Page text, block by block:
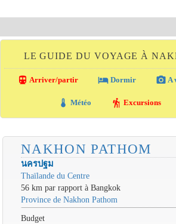
LE GUIDE DU VOYAGE À
directions_transit Arriver/partir local_hotel Dormir photo_camera A
thermostat Météo hiking Excursions
NAKHON PATHOM
นครปฐม
Thaïlande du Centre
56 km par rapport à Bangkok
Province de Nakhon Pathom
Budget